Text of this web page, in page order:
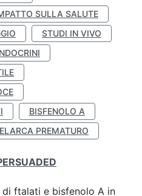
SULLA SALUTE
STUDI IN VIVO
BISFENOLO A
PREMATURO
ftalati e bisfenolo A in